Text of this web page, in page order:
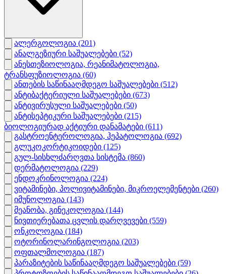
ალერგოლოგია (201)
ანალგეზიური საშუალებები (52)
ანესთეზიოლოგია, რეანიმატოლოგია,
ტრანსფუზიოლოგია (60)
ანთების საწინააღმდეგო საშუალებები (512)
ანტიბაქტერიული საშუალებები (673)
ანტივირუსული საშუალებები (50)
ანტისეპტიკური საშუალებები (215)
ბიოლოგიურად აქტიური დანამატები (611)
გასტროენტეროლოგია, ჰეპატოლოგია (692)
გლუკოკორტიკოიდები (125)
გულ-სისხლძარღვთა სისტემა (860)
დერმატოლოგია (229)
ენდოკრინოლოგია (224)
ვიტამინები, პოლივიტამინები, მიკროელემენტები (260)
იმუნოლოგია (143)
მეანობა, გინეკოლოგია (144)
ნივთიერებათა ცვლის დარღვევები (559)
ონკოლოგია (184)
ოტორინოლარინგოლოგია (203)
ოფთალმოლოგია (187)
პარაზიტების საწინააღმდეგო საშუალებები (59)